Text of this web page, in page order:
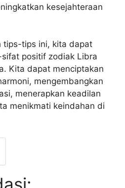
kesejahteraan
tips-tips ini, kita dapat
positif zodiak Libra
Kita dapat menciptakan
mengembangkan
menerapkan keadilan
menikmati keindahan di